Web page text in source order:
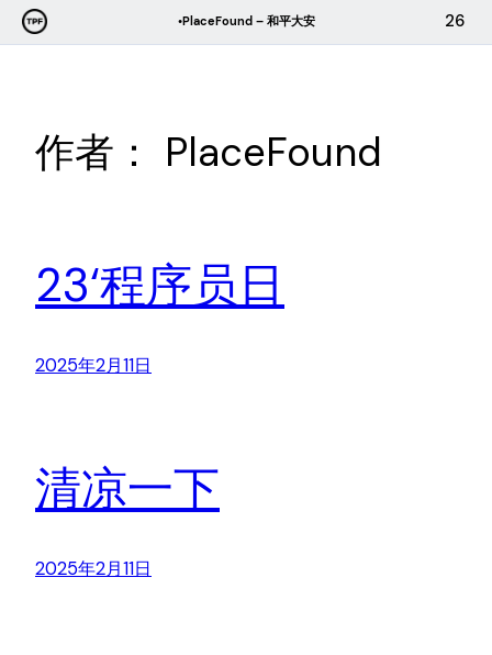
跳
至
•PlaceFound – 和平大安 26
作者： PlaceFound
23‘程序员日
2025年2月11日
清凉一下
2025年2月11日